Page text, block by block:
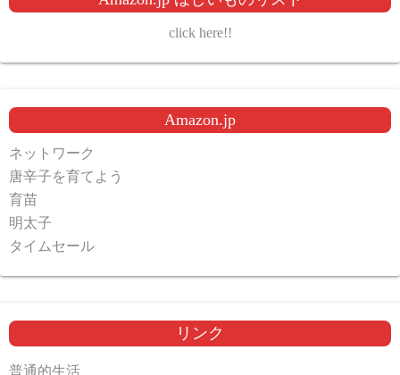
click here!!
Amazon.jp
ネットワーク
唐辛子を育てよう
育苗
明太子
タイムセール
リンク
普通的生活